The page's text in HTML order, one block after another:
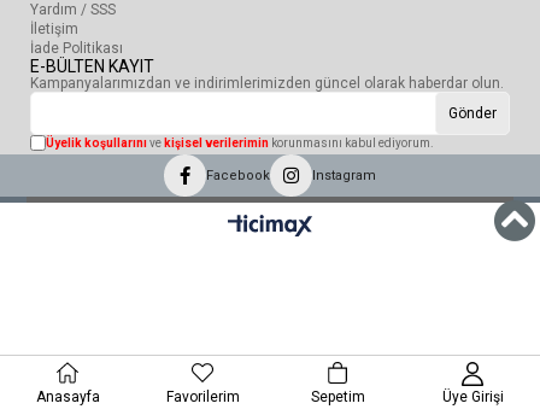
Yardım / SSS
İletişim
İade Politikası
E-BÜLTEN KAYIT
Kampanyalarımızdan ve indirimlerimizden güncel olarak haberdar olun.
Gönder
Üyelik koşullarınıve kişisel verilerimin korunmasını kabul ediyorum.
Facebook Instagram
Anasayfa Favorilerim Sepetim Üye Girişi